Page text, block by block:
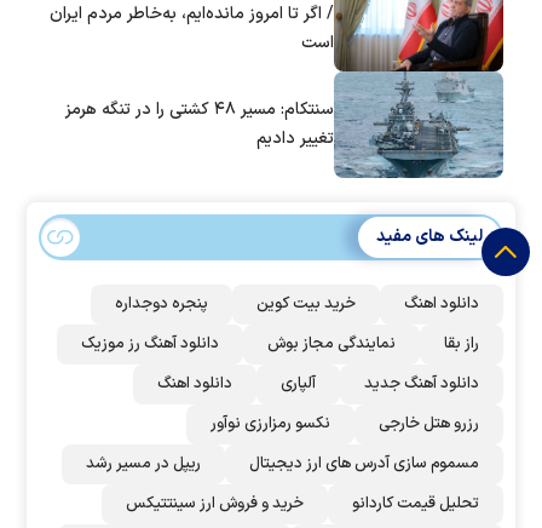
/ اگر تا امروز مانده‌ایم، به‌خاطر مردم ایران
است
سنتکام: مسیر ۴۸ کشتی را در تنگه هرمز
تغییر دادیم
لینک های مفید
دانلود اهنگ خرید بیت کوین
پنجره دوجداره
راز بقا
نمایندگی مجاز بوش
دانلود آهنگ رز‌ موزیک
دانلود آهنگ جدید
آلپاری
دانلود اهنگ
رزرو هتل خارجی
نکسو رمزارزی نوآور
مسموم سازی آدرس های ارز دیجیتال
ریپل در مسیر رشد
تحلیل قیمت کاردانو
خرید و فروش ارز سینتتیکس